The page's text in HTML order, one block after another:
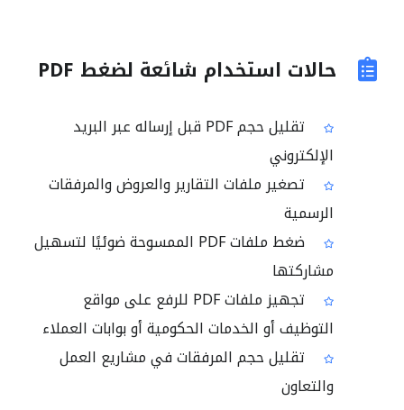
حالات استخدام شائعة لضغط PDF
تقليل حجم PDF قبل إرساله عبر البريد
الإلكتروني
تصغير ملفات التقارير والعروض والمرفقات
الرسمية
ضغط ملفات PDF الممسوحة ضوئيًا لتسهيل
مشاركتها
تجهيز ملفات PDF للرفع على مواقع
التوظيف أو الخدمات الحكومية أو بوابات العملاء
تقليل حجم المرفقات في مشاريع العمل
والتعاون